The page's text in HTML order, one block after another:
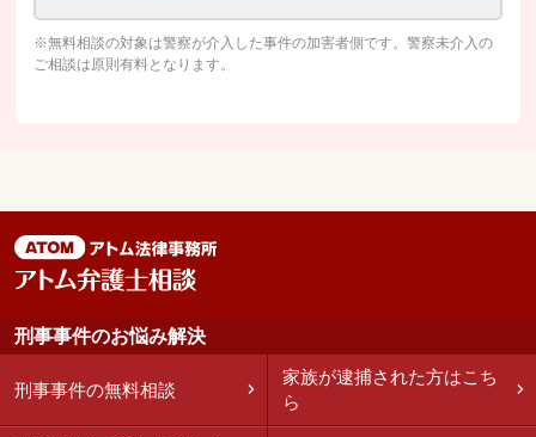
※無料相談の対象は警察が介入した事件の加害者側です。警察未介入の
ご相談は原則有料となります。
刑事事件のお悩み解決
刑事事件の無料相談
家族が逮捕された方はこち
ら